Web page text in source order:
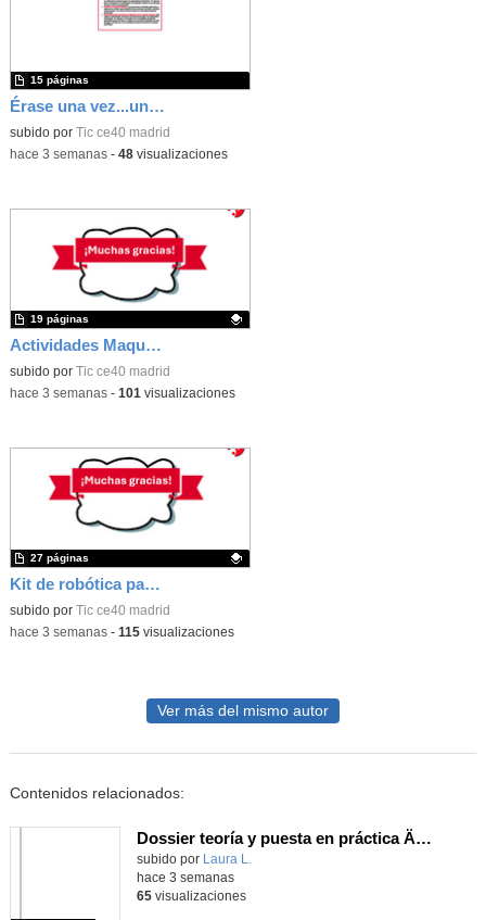
Érase una vez...un castillo medieval
subido por Tic ce40 madrid
15 páginas
-hace 3 semanas- 48visualizaciones
Actividades Maqueen
Contenido educativo.
subido por Tic ce40 madrid
19 páginas
-hace 3 semanas- 101 visualizaciones
Kit de robótica para Micro:Bit
Contenido educativo.
subido por Tic ce40 madrid
27 páginas
-hace 3 semanas- 115visualizaciones
Ver más del mismo autor
Contenidos relacionados:
Dossier teoría y puesta en práctica Äprendizaje Basado en Juegos en Educación Infantil y Primaria
Contenido educativo.
subido por Laura L.
hace 3 semanas
65visualizaciones